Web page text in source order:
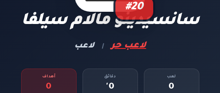
#20
سانسيدينو مالام سيلفا
لاعب حر | لاعب
لعب
0
دقائق
0'
أهداف
0